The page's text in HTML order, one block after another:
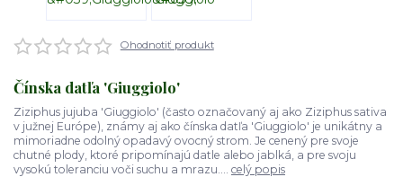
Ohodnotiť produkt
Čínska datľa 'Giuggiolo'
Ziziphus jujuba 'Giuggiolo' (často označovaný aj ako Ziziphus sativa
v južnej Európe), známy aj ako čínska datľa 'Giuggiolo' je unikátny a
mimoriadne odolný opadavý ovocný strom. Je cenený pre svoje
chutné plody, ktoré pripomínajú datle alebo jablká, a pre svoju
vysokú toleranciu voči suchu a mrazu.... celý popis